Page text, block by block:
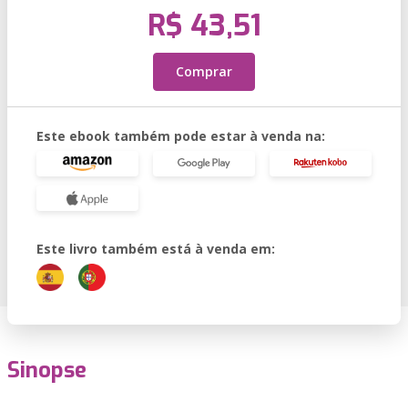
R$ 43,51
Comprar
Este ebook também pode estar à venda na:
Este livro também está à venda em:
Sinopse